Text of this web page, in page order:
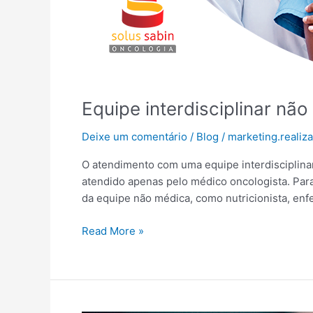
Equipe interdisciplinar
Deixe um comentário / Blog /
O atendimento com uma equipe
atendido apenas pelo médico oncologista.
da equipe não médica, como nutricionista,
Read More »